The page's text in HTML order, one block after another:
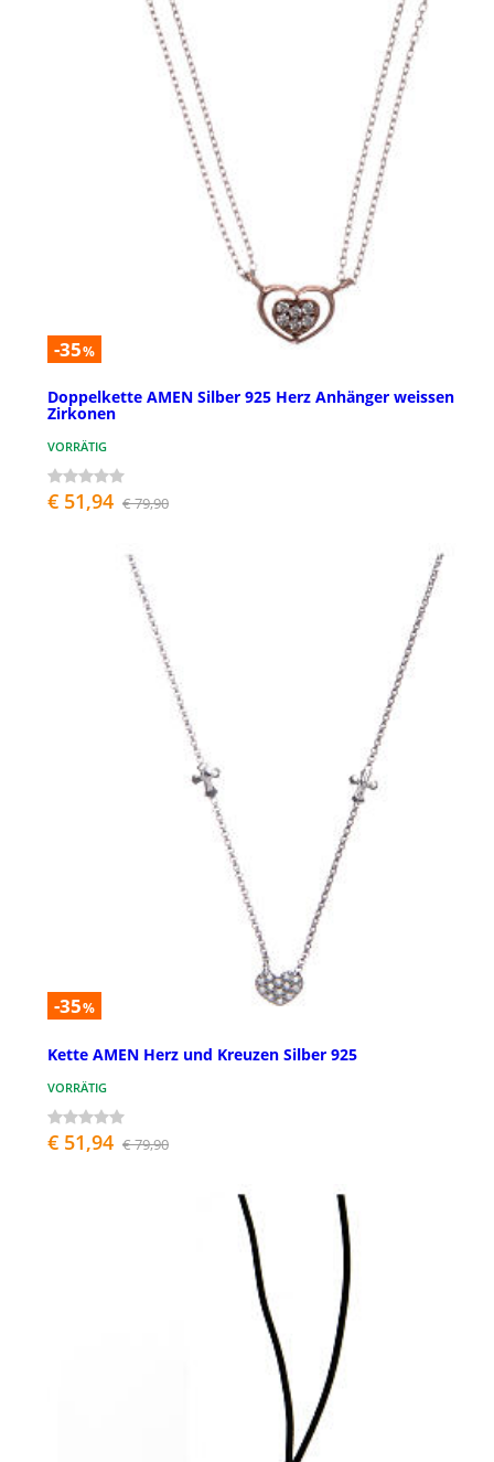
-35%
Doppelkette AMEN Silber 925 Herz Anhänger weissen
Zirkonen
VORRÄTIG
€ 51,94 € 79,90
-35%
Kette AMEN Herz und Kreuzen Silber 925
VORRÄTIG
€ 51,94 € 79,90